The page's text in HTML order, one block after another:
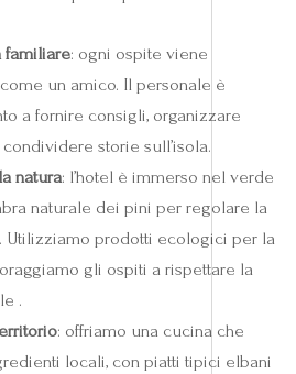
familiare: ogni ospite viene
un amico. Il personale è
a fornire consigli, organizzare
storie sull’isola.
natura: l’hotel è immerso nel verde
naturale dei pini per regolare la
Utilizziamo prodotti ecologici per la
gli ospiti a rispettare la
.
: offriamo una cucina che
locali, con piatti tipici elbani